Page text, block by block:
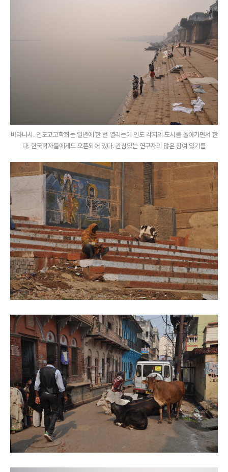
바라나시. 인도고고학회는 일년에 한 번 열리는데 인도 각지의 도시를 돌아가면서 한
다. 한국학자들에게도 오픈되어 있다. 관심있는 연구자의 많은 참여 있기를